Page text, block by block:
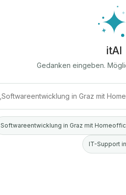
itAI
Gedanken eingeben.
Softwareentwicklung in Graz mit
IT-Support